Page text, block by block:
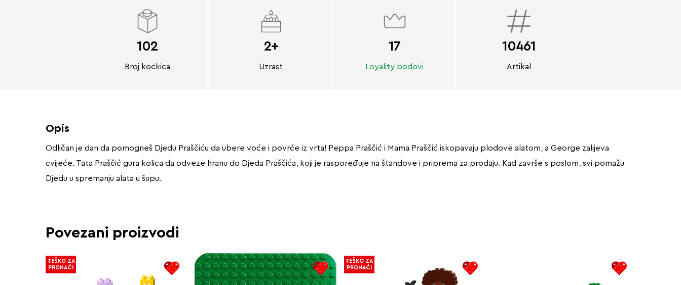
102
Broj kockica
2+
Uzrast
17
Loyality bodovi
10461
Artikal
Opis
Odličan je dan da pomogneš Djedu Praščiću da ubere voće i povrće iz vrta! Peppa Praščić i Mama Praščić iskopavaju plodove alatom, a George zalijeva
cvijeće. Tata Praščić gura kolica da odveze hranu do Djeda Praščića, koji je raspoređuje na štandove i priprema za prodaju. Kad završe s poslom, svi pomažu
Djedu u spremanju alata u šupu.
Povezani proizvodi
TEŠKO ZA
PRONAĆI
TEŠKO ZA
PRONAĆI